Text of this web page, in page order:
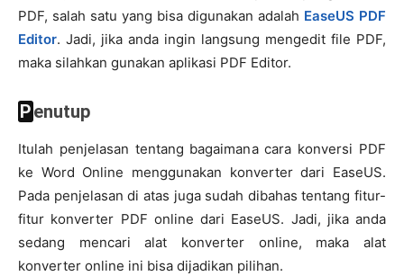
PDF, salah satu yang bisa digunakan adalah EaseUS PDF
Editor. Jadi, jika anda ingin langsung mengedit file PDF,
maka silahkan gunakan aplikasi PDF Editor.
Penutup
Itulah penjelasan tentang bagaimana cara konversi PDF
ke Word Online menggunakan konverter dari EaseUS.
Pada penjelasan di atas juga sudah dibahas tentang fitur-
fitur konverter PDF online dari EaseUS. Jadi, jika anda
sedang mencari alat konverter online, maka alat
konverter online ini bisa dijadikan pilihan.